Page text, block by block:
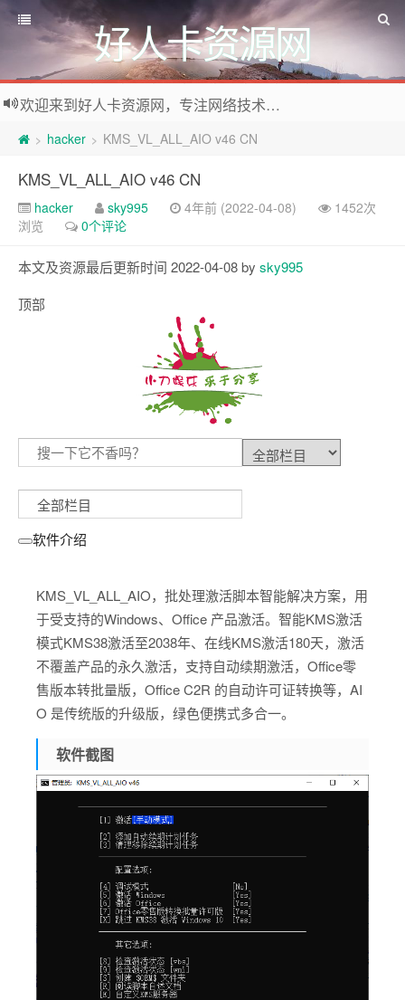
好人卡资源网
欢迎来到好人卡资源网，专注网络技术资源收集，我们不仅是网络资源的搬运工，也生产原创资源。寻找资源请留言或关注公众号:烈日下的男人
> hacker > KMS_VL_ALL_AIO v46 CN
KMS_VL_ALL_AIO v46 CN
hacker sky995 4年前 (2022-04-08)
1452次
浏览
0个评论
本文及资源最后更新时间 2022-04-08 by sky995
顶部
软件介绍
KMS_VL_ALL_AIO，批处理激活脚本智能解决方案，用
于受支持的Windows、Office 产品激活。智能KMS激活
模式KMS38激活至2038年、在线KMS激活180天，激活
不覆盖产品的永久激活，支持自动续期激活，Office零
售版本转批量版，Office C2R 的自动许可证转换等，AI
O 是传统版的升级版，绿色便携式多合一。
软件截图